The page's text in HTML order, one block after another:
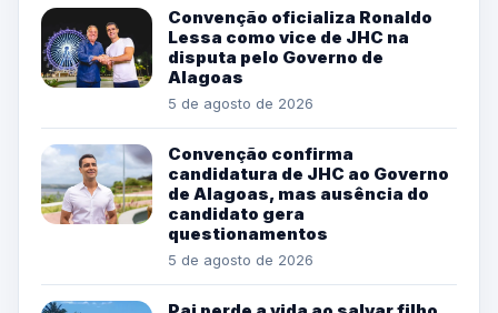
Convenção oficializa Ronaldo
Lessa como vice de JHC na
disputa pelo Governo de
Alagoas
5 de agosto de 2026
Convenção confirma
candidatura de JHC ao Governo
de Alagoas, mas ausência do
candidato gera
questionamentos
5 de agosto de 2026